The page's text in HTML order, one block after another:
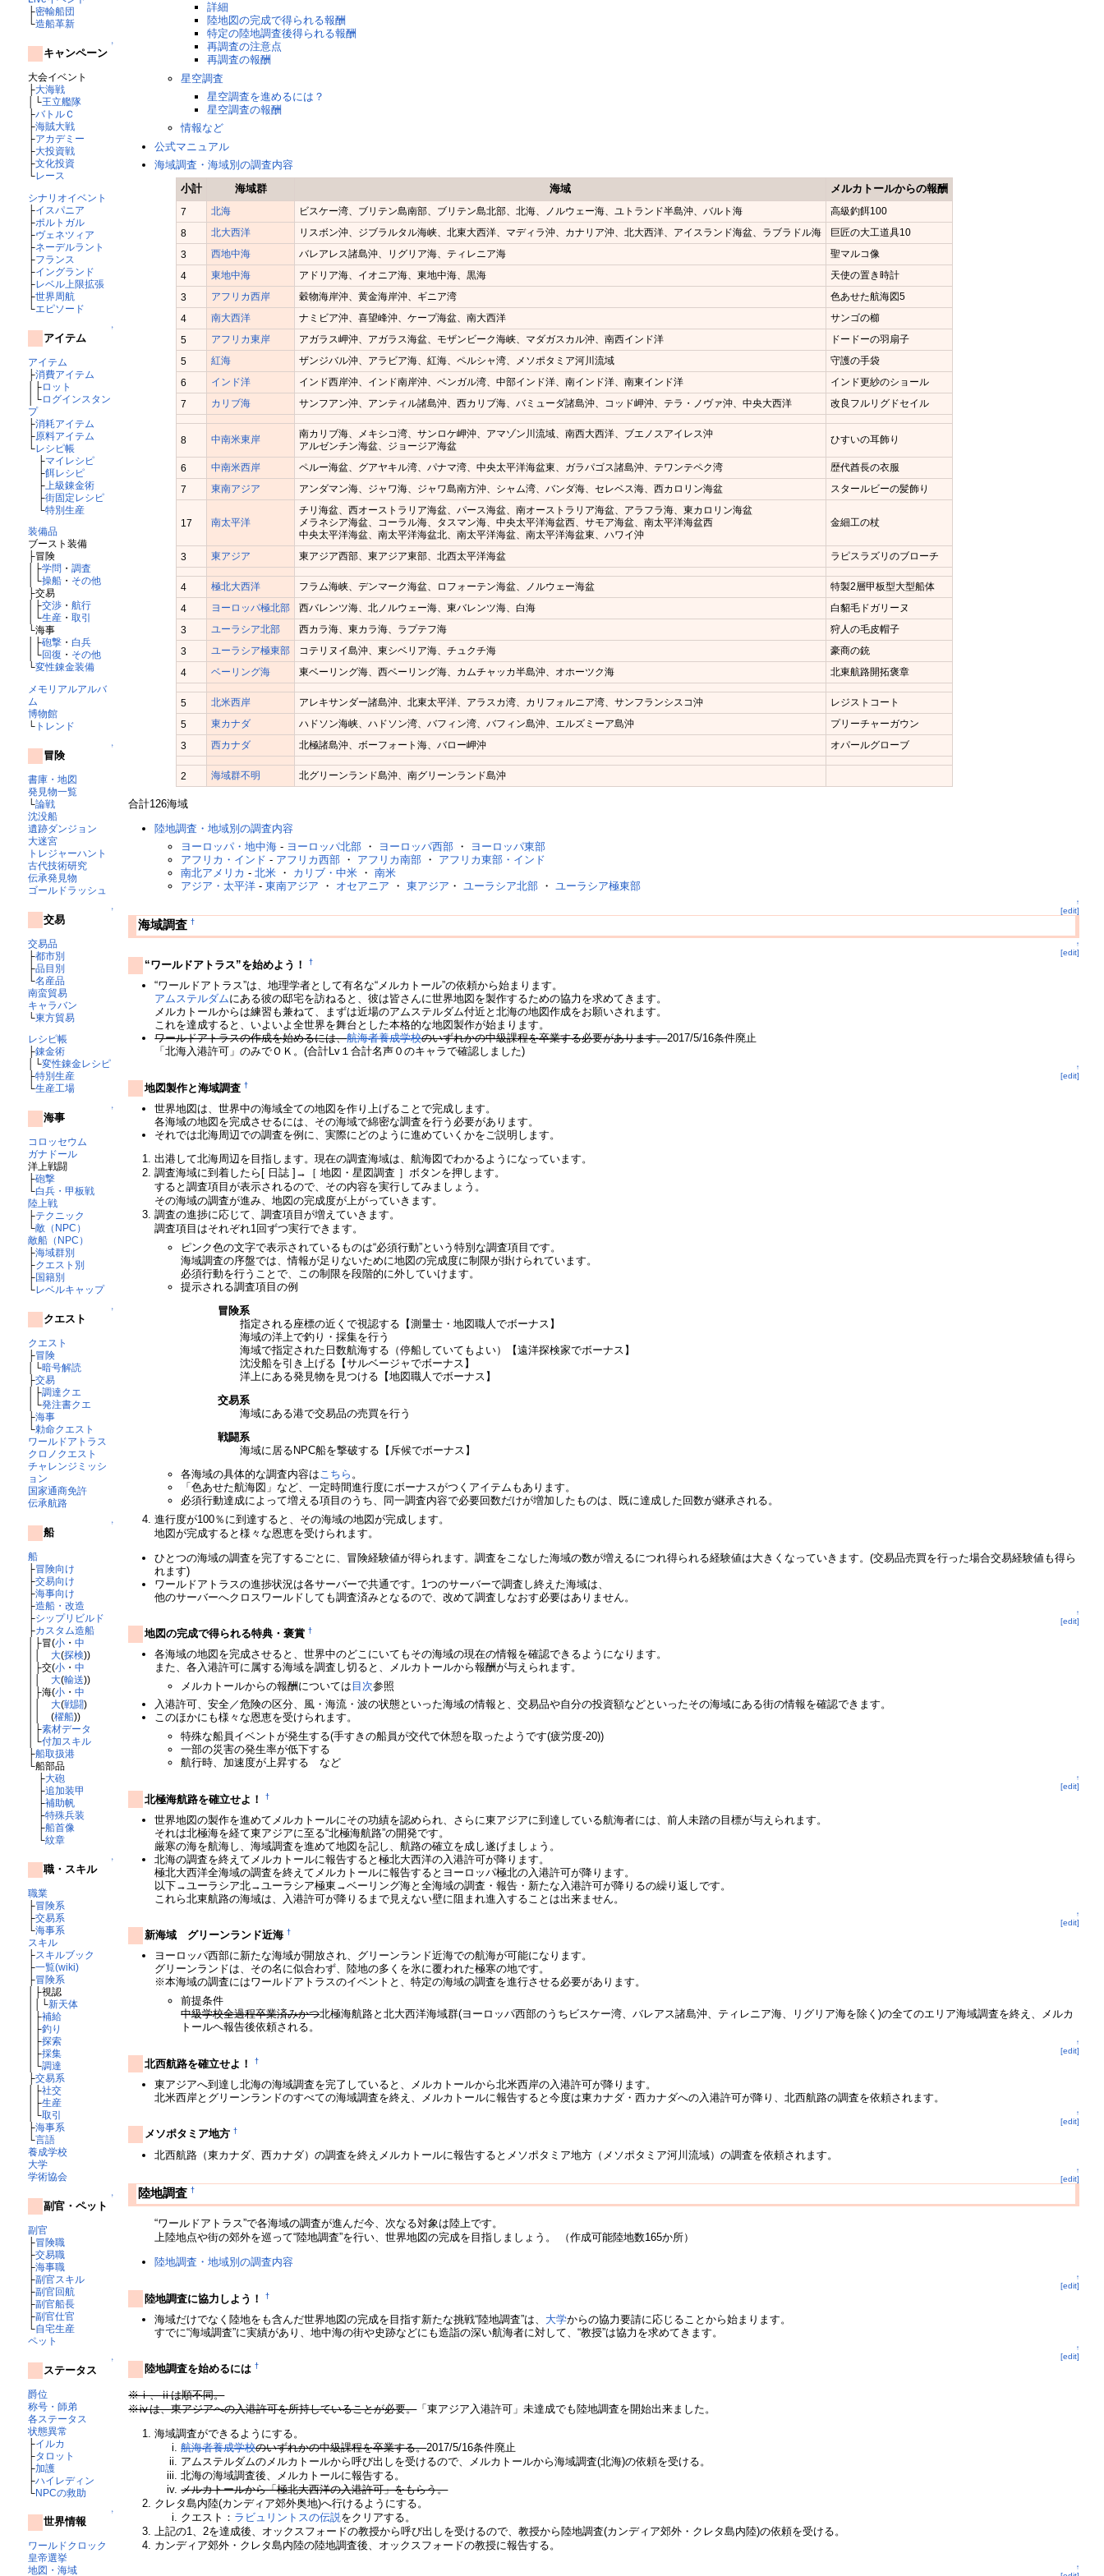
├密輸船団
└造船革新
↑
キャンペーン
大会イベント
├大海戦
│└王立艦隊
├バトルＣ
├海賊大戦
├アカデミー
├大投資戦
├文化投資
└レース
シナリオイベント
├イスパニア
├ポルトガル
├ヴェネツィア
├ネーデルラント
├フランス
├イングランド
├レベル上限拡張
├世界周航
└エピソード
↑
アイテム
アイテム
├消費アイテム
│├ロット
│└ログインスタン
プ
├消耗アイテム
├原料アイテム
└レシピ帳
├マイレシピ
├餌レシピ
├上級錬金術
├街固定レシピ
└特別生産
装備品
ブースト装備
├冒険
│├学問 ・ 調査
│└操船・ その他
├交易
│├交渉・ 航行
│└生産・ 取引
└海事
│├砲撃・ 白兵
│└回復 ・ その他
└変性錬金装備
メモリアルアルバ
ム
博物館
└トレンド
↑
冒険
書庫・地図
発見物一覧
└論戦
沈没船
遺跡ダンジョン
大迷宮
トレジャーハント
古代技術研究
伝承発見物
ゴールドラッシュ
↑
交易
交易品
├都市別
├品目別
└名産品
南蛮貿易
キャラバン
└東方貿易
レシピ帳
├錬金術
│└変性錬金レシピ
├特別生産
└生産工場
↑
海事
コロッセウム
ガナドール
洋上戦闘
├砲撃
└白兵・甲板戦
陸上戦
├テクニック
└敵（NPC）
敵船（NPC）
├海域群別
├クエスト別
├国籍別
└レベルキャップ
↑
クエスト
クエスト
├冒険
│└暗号解読
├交易
│├調達クエ
│└発注書クエ
├海事
└勅命クエスト
ワールドアトラス
クロノクエスト
チャレンジミッシ
ョン
国家通商免許
伝承航路
↑
船
船
├冒険向け
├交易向け
├海事向け
├造船・改造
├シップリビルド
├カスタム造船
│├冒(小・ 中
大(探検))
│├交(小・ 中
大(輸送))
│├海(小・ 中
大(戦闘)
││ (櫂船))
│├素材データ
│└付加スキル
├船取扱港
└船部品
├大砲
├追加装甲
├補助帆
├特殊兵装
├船首像
└紋章
↑
職・スキル
職業
├冒険系
├交易系
└海事系
スキル
├スキルブック
├一覧(wiki)
├冒険系
│├視認
││└新天体
│├補給
│├釣り
│├探索
│├採集
│└調達
├交易系
│├社交
│├生産
│└取引
├海事系
└言語
養成学校
大学
学術協会
↑
副官・ペット
副官
├冒険職
├交易職
├海事職
├副官スキル
├副官回航
├副官船長
├副官仕官
└自宅生産
ペット
↑
ステータス
爵位
称号・師弟
各ステータス
状態異常
├イルカ
├タロット
├加護
├ハイレディン
└NPCの救助
↑
世界情報
ワールドクロック
皇帝選挙
地図・海域
詳細
陸地図の完成で得られる報酬
特定の陸地調査後得られる報酬
再調査の注意点
再調査の報酬
星空調査
星空調査を進めるには？
星空調査の報酬
情報など
公式マニュアル
海域調査・海域別の調査内容
小計
海域群 海域 メルカトールからの報酬
7 北海 ビスケー湾、ブリテン島南部、ブリテン島北部、北海、ノルウェー海、ユトランド半島沖、バルト海 高級釣餌100
8 北大西洋 リスボン沖、ジブラルタル海峡、北東大西洋、マディラ沖、カナリア沖、北大西洋、アイスランド海盆、ラブラドル海 巨匠の大工道具10
3 西地中海 バレアレス諸島沖、リグリア海、ティレニア海 聖マルコ像
4 東地中海 アドリア海、イオニア海、東地中海、黒海 天使の置き時計
3 アフリカ西岸 穀物海岸沖、黄金海岸沖、ギニア湾 色あせた航海図5
4 南大西洋 ナミビア沖、喜望峰沖、ケープ海盆、南大西洋 サンゴの櫛
5 アフリカ東岸 アガラス岬沖、アガラス海盆、モザンビーク海峡、マダガスカル沖、南西インド洋 ドードーの羽扇子
5 紅海 ザンジバル沖、アラビア海、紅海、ペルシャ湾、メソポタミア河川流域 守護の手袋
6 インド洋 インド西岸沖、インド南岸沖、ベンガル湾、中部インド洋、南インド洋、南東インド洋 インド更紗のショール
7 カリブ海 サンフアン沖、アンティル諸島沖、西カリブ海、バミューダ諸島沖、コッド岬沖、テラ・ノヴァ沖、中央大西洋 改良フルリグドセイル
8 中南米東岸
南カリブ海、メキシコ湾、サンロケ岬沖、アマゾン川流域、南西大西洋、ブエノスアイレス沖
アルゼンチン海盆、ジョージア海盆
ひすいの耳飾り
6 中南米西岸 ペルー海盆、グアヤキル湾、パナマ湾、中央太平洋海盆東、ガラパゴス諸島沖、テワンテペク湾 歴代酋長の衣服
7 東南アジア アンダマン海、ジャワ海、ジャワ島南方沖、シャム湾、バンダ海、セレベス海、西カロリン海盆 スタールビーの髪飾り
17 南太平洋
チリ海盆、西オーストラリア海盆、パース海盆、南オーストラリア海盆、アラフラ海、東カロリン海盆
メラネシア海盆、コーラル海、タスマン海、中央太平洋海盆西、サモア海盆、南太平洋海盆西
中央太平洋海盆、南太平洋海盆北、南太平洋海盆、南太平洋海盆東、ハワイ沖
金細工の杖
3 東アジア 東アジア西部、東アジア東部、北西太平洋海盆 ラピスラズリのブローチ
4 極北大西洋 フラム海峡、デンマーク海盆、ロフォーテン海盆、ノルウェー海盆 特製2層甲板型大型船体
4 ヨーロッパ極北部 西バレンツ海、北ノルウェー海、東バレンツ海、白海 白貂毛ドガリーヌ
3 ユーラシア北部 西カラ海、東カラ海、ラプテフ海 狩人の毛皮帽子
3 ユーラシア極東部 コテリヌイ島沖、東シベリア海、チュクチ海 豪商の銃
4 ベーリング海 東ベーリング海、西ベーリング海、カムチャッカ半島沖、オホーツク海 北東航路開拓褒章
5 北米西岸 アレキサンダー諸島沖、北東太平洋、アラスカ湾、カリフォルニア湾、サンフランシスコ沖 レジストコート
5 東カナダ ハドソン海峡、ハドソン湾、バフィン湾、バフィン島沖、エルズミーア島沖 プリーチャーガウン
3 西カナダ 北極諸島沖、ボーフォート海、バロー岬沖 オパールグローブ
2 海域群不明 北グリーンランド島沖、南グリーンランド島沖
合計126海域
陸地調査・地域別の調査内容
ヨーロッパ・地中海 - ヨーロッパ北部 ・ ヨーロッパ西部 ・
ヨーロッパ東部
アフリカ・インド - アフリカ西部 ・ アフリカ南部 ・ アフリカ東部・インド
南北アメリカ -北米 ・ カリブ・中米 ・南米
アジア・太平洋 -東南アジア ・ オセアニア ・東アジア ・ユーラシア北部 ・ユーラシア極東部
↑
[edit]
海域調査 †
↑
[edit]
“ワールドアトラス”を始めよう！ †
“ワールドアトラス”は、地理学者として有名な“メルカトール”の依頼から始まります。
アムステルダムにある彼の邸宅を訪ねると、彼は皆さんに世界地図を製作するための協力を求めてきます。
メルカトールからは練習も兼ねて、まずは近場のアムステルダム付近と北海の地図作成をお願いされます。
これを達成すると、いよいよ全世界を舞台とした本格的な地図製作が始まります。
ワールドアトラスの作成を始めるには、航海者養成学校のいずれかの中級課程を卒業する必要があります。2017/5/16条件廃止
「北海入港許可」のみでＯＫ。(合計Lv１合計名声０のキャラで確認しました)
↑
[edit]
地図製作と海域調査 †
世界地図は、世界中の海域全ての地図を作り上げることで完成します。
各海域の地図を完成させるには、その海域で綿密な調査を行う必要があります。
それでは北海周辺での調査を例に、実際にどのように進めていくかをご説明します。
出港して北海周辺を目指します。現在の調査海域は、航海図でわかるようになっています。
調査海域に到着したら[ 日誌 ]→［ 地図・星図調査 ］ボタンを押します。
すると調査項目が表示されるので、その内容を実行してみましょう。
その海域の調査が進み、地図の完成度が上がっていきます。
調査の進捗に応じて、調査項目が増えていきます。
調査項目はそれぞれ1回ずつ実行できます。
ピンク色の文字で表示されているものは“必須行動”という特別な調査項目です。
海域調査の序盤では、情報が足りないために地図の完成度に制限が掛けられています。
必須行動を行うことで、この制限を段階的に外していけます。
提示される調査項目の例
冒険系
指定される座標の近くで視認する【測量士・地図職人でボーナス】
海域の洋上で釣り・採集を行う
海域で指定された日数航海する（停船していてもよい）【遠洋探検家でボーナス】
沈没船を引き上げる【サルベージャでボーナス】
洋上にある発見物を見つける【地図職人でボーナス】
交易系
海域にある港で交易品の売買を行う
戦闘系
海域に居るNPC船を撃破する【斥候でボーナス】
各海域の具体的な調査内容はこちら 。
「色あせた航海図」など、一定時間進行度にボーナスがつくアイテムもあります。
必須行動達成によって増える項目のうち、同一調査内容で必要回数だけが増加したものは、既に達成した回数が継承される。
進行度が100％に到達すると、その海域の地図が完成します。
地図が完成すると様々な恩恵を受けられます。
ひとつの海域の調査を完了するごとに、冒険経験値が得られます。調査をこなした海域の数が増えるにつれ得られる経験値は大きくなっていきます。(交易品売買を行った場合交易経験値も得ら
れます)
ワールドアトラスの進捗状況は各サーバーで共通です。1つのサーバーで調査し終えた海域は、
他のサーバーへクロスワールドしても調査済みとなるので、改めて調査しなおす必要はありません。
↑
[edit]
地図の完成で得られる特典・褒賞 †
各海域の地図を完成させると、世界中のどこにいてもその海域の現在の情報を確認できるようになります。
また、各入港許可に属する海域を調査し切ると、メルカトールから報酬が与えられます。
メルカトールからの報酬については 目次参照
入港許可、安全／危険の区分、風・海流・波の状態といった海域の情報と、交易品や自分の投資額などといったその海域にある街の情報を確認できます。
このほかにも様々な恩恵を受けられます。
特殊な船員イベントが発生する(手すきの船員が交代で休憩を取ったようです(疲労度-20))
一部の災害の発生率が低下する
航行時、加速度が上昇する など
↑
[edit]
北極海航路を確立せよ！ †
世界地図の製作を進めてメルカトールにその功績を認められ、さらに東アジアに到達している航海者には、前人未踏の目標が与えられます。
それは北極海を経て東アジアに至る“北極海航路”の開発です。
厳寒の海を航海し、海域調査を進めて地図を記し、航路の確立を成し遂げましょう。
北海の調査を終えてメルカトールに報告すると極北大西洋の入港許可が降ります。
極北大西洋全海域の調査を終えてメルカトールに報告するとヨーロッパ極北の入港許可が降ります。
以下→ユーラシア北→ユーラシア極東→ベーリング海と全海域の調査・報告・新たな入港許可が降りるの繰り返しです。
これら北東航路の海域は、入港許可が降りるまで見えない壁に阻まれ進入することは出来ません。
↑
[edit]
新海域 グリーンランド近海 †
ヨーロッパ西部に新たな海域が開放され、グリーンランド近海での航海が可能になります。
グリーンランドは、その名に似合わず、陸地の多くを氷に覆われた極寒の地です。
※本海域の調査にはワールドアトラスのイベントと、特定の海域の調査を進行させる必要があります。
前提条件
中級学校全過程卒業済みかつ北極海航路と北大西洋海域群(ヨーロッパ西部のうちビスケー湾、バレアス諸島沖、ティレニア海、リグリア海を除く)の全てのエリア海域調査を終え、メルカ
トールヘ報告後依頼される。
↑
[edit]
北西航路を確立せよ！ †
東アジアへ到達し北海の海域調査を完了していると、メルカトールから北米西岸の入港許可が降ります。
北米西岸とグリーンランドのすべての海域調査を終え、メルカトールに報告すると今度は東カナダ・西カナダへの入港許可が降り、北西航路の調査を依頼されます。
↑
[edit]
メソポタミア地方 †
北西航路（東カナダ、西カナダ）の調査を終えメルカトールに報告するとメソポタミア地方（メソポタミア河川流域）の調査を依頼されます。
↑
[edit]
陸地調査 †
“ワールドアトラス”で各海域の調査が進んだ今、次なる対象は陸上です。
上陸地点や街の郊外を巡って“陸地調査”を行い、世界地図の完成を目指しましょう。 （作成可能陸地数165か所）
陸地調査・地域別の調査内容
↑
[edit]
陸地調査に協力しよう！ †
海域だけでなく陸地をも含んだ世界地図の完成を目指す新たな挑戦“陸地調査”は、 大学からの協力要請に応じることから始まります。
すでに“海域調査”に実績があり、地中海の街や史跡などにも造詣の深い航海者に対して、“教授”は協力を求めてきます。
↑
[edit]
陸地調査を始めるには †
※ⅰ、ⅱは順不同。
※ⅳは、東アジアへの入港許可を所持していることが必要。「東アジア入港許可」未達成でも陸地調査を開始出来ました。
海域調査ができるようにする。
航海者養成学校のいずれかの中級課程を卒業する。2017/5/16条件廃止
アムステルダムのメルカトールから呼び出しを受けるので、メルカトールから海域調査(北海)の依頼を受ける。
北海の海域調査後、メルカトールに報告する。
メルカトールから「極北大西洋の入港許可」をもらう。
クレタ島内陸(カンディア郊外奥地)へ行けるようにする。
クエスト： ラビュリントスの伝説 をクリアする。
上記の1、2を達成後、オックスフォードの教授から呼び出しを受けるので、教授から陸地調査(カンディア郊外・クレタ島内陸)の依頼を受ける。
カンディア郊外・クレタ島内陸の陸地調査後、オックスフォードの教授に報告する。
↑